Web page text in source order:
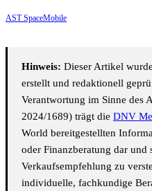
AST SpaceMobile
Hinweis: Dieser Artikel
erstellt und redaktionell
Verantwortung im Sinne des
2024/1689) trägt die DNV
World bereitgestellten
oder Finanzberatung dar
Verkaufsempfehlung zu
individuelle, fachkundige